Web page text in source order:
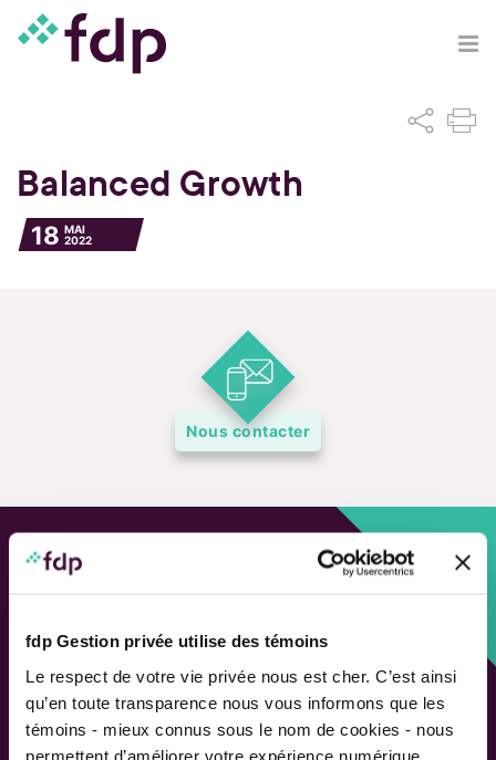
fdp Gestion privée utilise des témoins
Le respect de votre vie privée nous est cher. C’est ainsi
qu’en toute transparence nous vous informons que les
témoins - mieux connus sous le nom de cookies - nous
permettent d’améliorer votre expérience numérique,
Balanced Growth
18 MAI
2022
Nous contacter
Approche personnalisée,
LIENS RAPIDES
Outils de rendement
Calcul de performance